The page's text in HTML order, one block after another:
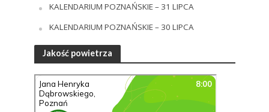
KALENDARIUM POZNAŃSKIE – 31 LIPCA
KALENDARIUM POZNAŃSKIE – 30 LIPCA
Jakość powietrza